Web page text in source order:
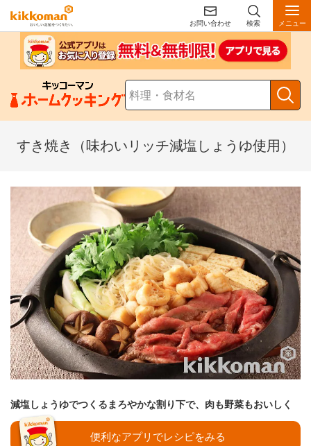
お問い合わせ 検索 メニュー
すき焼き（味わいリッチ減塩しょうゆ使用）
減塩しょうゆでつくるまろやかな割り下で、肉も野菜もおいしく
便利なアプリでレシピをみる